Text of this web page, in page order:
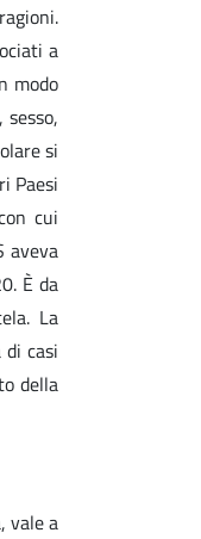
a
modo
si
Paesi
cui
aveva
È da
La
casi
della
vale a